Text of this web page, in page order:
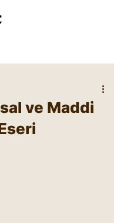
ve Maddi